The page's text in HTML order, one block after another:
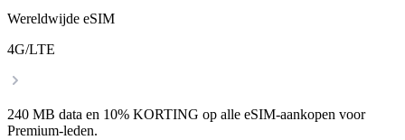
Wereldwijde eSIM
4G/LTE
240 MB data en 10% KORTING op alle eSIM-aankopen voor
Premium-leden.